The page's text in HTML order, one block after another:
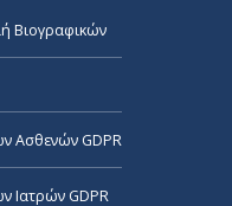
Βιογραφικών
Ασθενών GDPR
Ιατρών GDPR